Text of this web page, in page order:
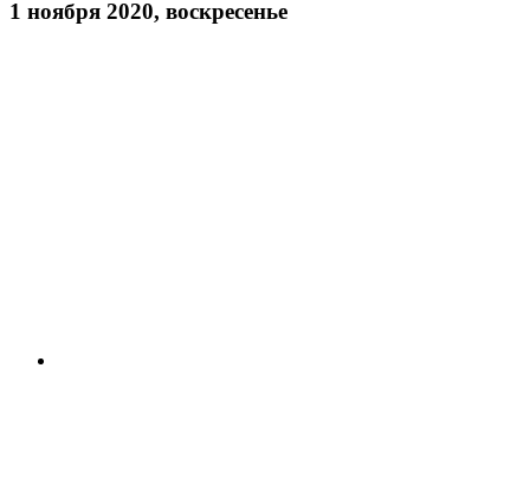
1 ноября 2020, воскресенье